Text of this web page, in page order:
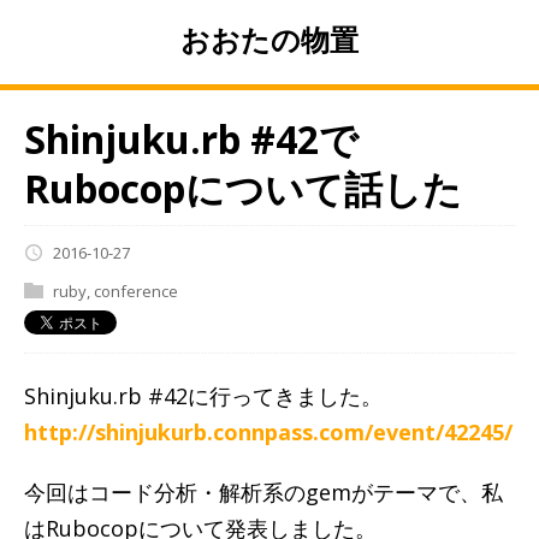
おおたの物置
Shinjuku.rb #42で
Rubocopについて話した
2016-10-27
ruby conference
Shinjuku.rb #42に行ってきました。
http://shinjukurb.connpass.com/event/42245/
今回はコード分析・解析系のgemがテーマで、私
はRubocopについて発表しました。